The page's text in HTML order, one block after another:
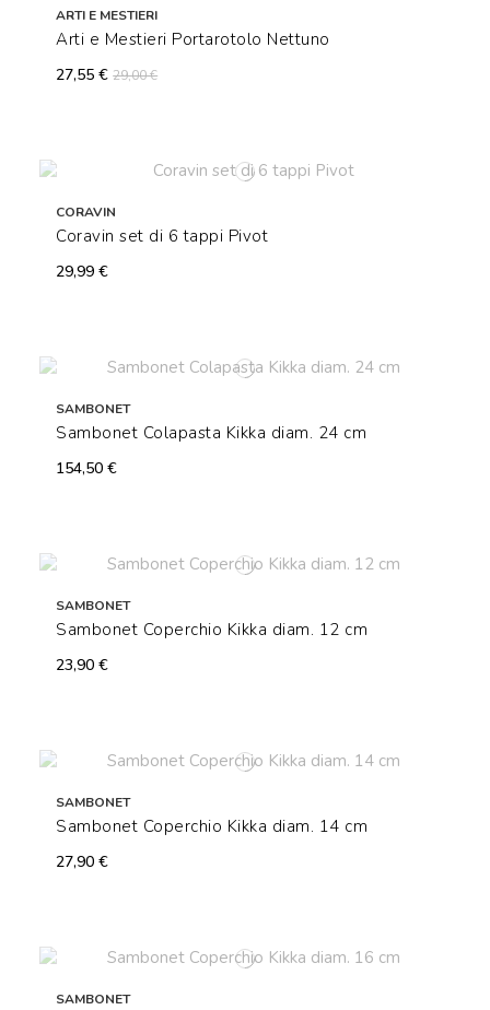
ARTI E MESTIERI
Arti e Mestieri Portarotolo Nettuno
27,55 €29,00 €
CORAVIN
Coravin set di 6 tappi Pivot
29,99 €
SAMBONET
Sambonet Colapasta Kikka diam. 24 cm
154,50 €
SAMBONET
Sambonet Coperchio Kikka diam. 12 cm
23,90 €
SAMBONET
Sambonet Coperchio Kikka diam. 14 cm
27,90 €
SAMBONET